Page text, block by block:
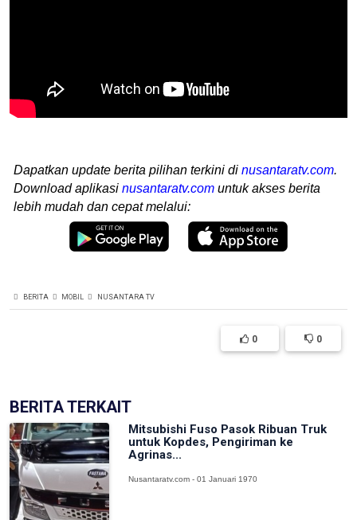
Dapatkan update berita pilihan terkini di nusantaratv.com.
Download aplikasi nusantaratv.com untuk akses berita
lebih mudah dan cepat melalui:
BERITA MOBIL NUSANTARA TV
0 0
BERITA TERKAIT
Mitsubishi Fuso Pasok Ribuan Truk
untuk Kopdes, Pengiriman ke
Agrinas...
Nusantaratv.com - 01 Januari 1970